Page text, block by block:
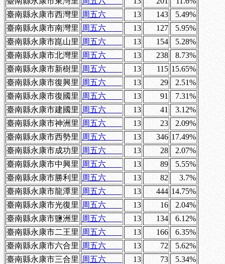
臺南縣永康市西灣里 周五六 13 143
5.49%
臺南縣永康市南灣里 周五六 13 127
5.95%
臺南縣永康市崑山里 周五六 13 154
5.28%
臺南縣永康市北灣里 周五六 13 238
8.73%
臺南縣永康市新樹里 周五六 13 115 15.65%
臺南縣永康市復興里 周五六 13 29
2.51%
臺南縣永康市復國里 周五六 13 91
7.31%
臺南縣永康市建國里 周五六 13 41
3.12%
臺南縣永康市神洲里 周五六 13 23
2.09%
臺南縣永康市西勢里 周五六 13 346 17.49%
臺南縣永康市成功里 周五六 13 28
2.07%
臺南縣永康市中興里 周五六 13 89
5.55%
臺南縣永康市勝利里 周五六 13 82
3.7%
臺南縣永康市龍潭里 周五六 13 444 14.75%
臺南縣永康市光復里 周五六 13 16
2.04%
臺南縣永康市鹽洲里 周五六 13 134
6.12%
臺南縣永康市二王里 周五六 13 166
6.35%
臺南縣永康市六合里 周五六 13 72
5.62%
臺南縣永康市三合里 周五六 13 73
5.34%